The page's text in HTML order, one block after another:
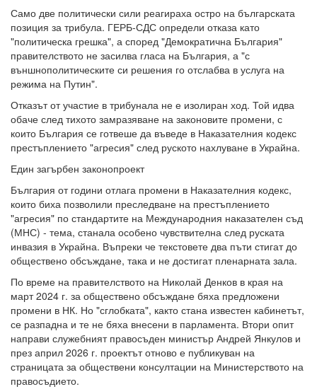
Само две политически сили реагираха остро на българската
позиция за трибула. ГЕРБ-СДС определи отказа като
"политическа грешка", а според "Демократична България"
правителството не засилва гласа на България, а "с
външнополитическите си решения го отслабва в услуга на
режима на Путин".
Отказът от участие в трибунала не е изолиран ход. Той идва
обаче след тихото замразяване на законовите промени, с
които България се готвеше да въведе в Наказателния кодекс
престъплението "агресия" след руското нахлуване в Украйна.
Един загърбен законопроект
България от години отлага промени в Наказателния кодекс,
които биха позволили преследване на престъплението
"агресия" по стандартите на Международния наказателен съд
(МНС) - тема, станала особено чувствителна след руската
инвазия в Украйна. Въпреки че текстовете два пъти стигат до
обществено обсъждане, така и не достигат пленарната зала.
По време на правителството на Николай Денков в края на
март 2024 г. за обществено обсъждане бяха предложени
промени в НК. Но "сглобката", както стана известен кабинетът,
се разпадна и те не бяха внесени в парламента. Втори опит
направи служебният правосъден министър Андрей Янкулов и
през април 2026 г. проектът отново е публикуван на
страницата за обществени консултации на Министерството на
правосъдието.